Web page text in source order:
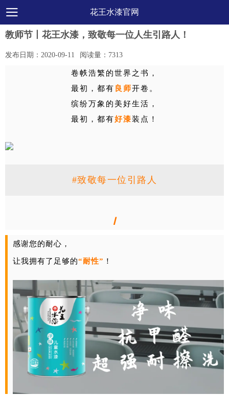
花王水漆官网
教师节丨花王水漆，致敬每一位人生引路人！
发布日期： 2020-09-11 阅读量： 7313
卷帙浩繁的世界之书，
最初，都有 良师开卷。
缤纷万象的美好生活，
最初，都有好漆装点！
#致敬每一位引路人
Ⅰ
感谢您的耐心，
让我拥有了足够的“耐性” ！